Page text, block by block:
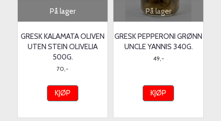
På lager
GRESK KALAMATA OLIVEN
UTEN STEIN OLIVELIA
500G.
70,-
KJØP
På lager
GRESK PEPPERONI GRØNN
UNCLE YANNIS 340G.
49,-
KJØP